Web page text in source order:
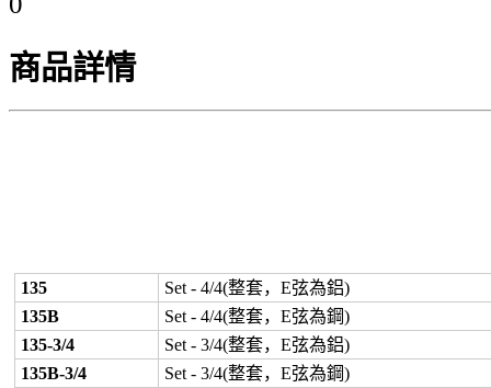
商品詳情
135
Set - 4/4(整套，E弦為鋁)
135B
Set - 4/4(整套，E弦為鋼)
135-3/4
Set - 3/4(整套，E弦為鋁)
135B-3/4
Set - 3/4(整套，E弦為鋼)